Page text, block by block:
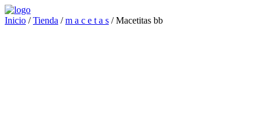
Inicio /Tienda /m a c e t a s / Macetitas bb